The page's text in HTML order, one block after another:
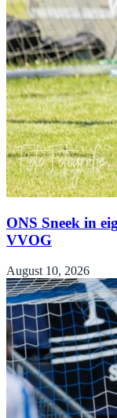
ONS Sneek in
VVOG
August 10, 2026